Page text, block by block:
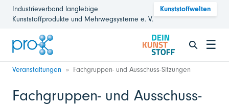
Industrieverband langlebige
Kunststoffprodukte und Mehrwegsysteme e. V.
Kunststoffwelten
☰
Veranstaltungen Fachgruppen- und Ausschuss-Sitzungen
Fachgruppen- und Ausschuss-